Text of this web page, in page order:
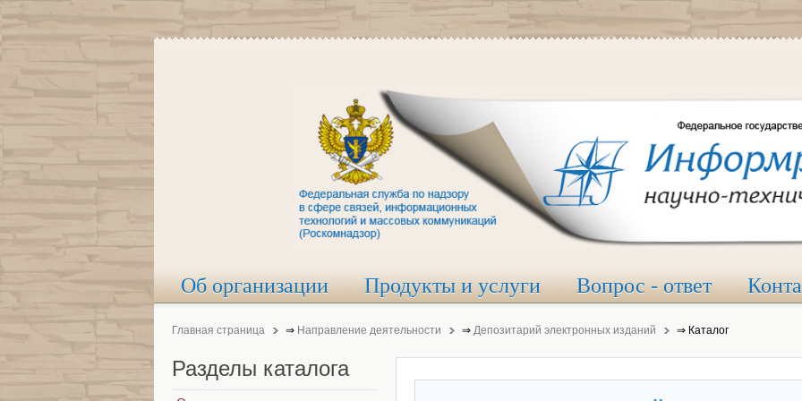
Об организации Продукты и услуги Вопрос - ответ
Главная страница ⇒ Направление деятельности ⇒ Депозитарий электронных изданий ⇒ Каталог
Разделы каталога